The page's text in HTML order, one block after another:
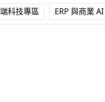
科技專區 ERP 與商業